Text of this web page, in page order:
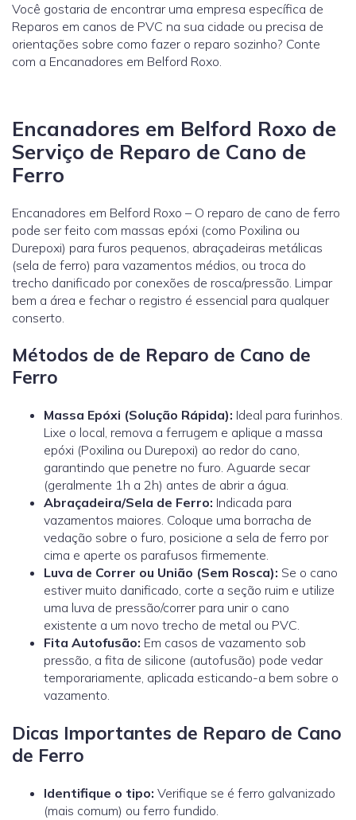
Você gostaria de encontrar uma empresa específica de
Reparos em canos de PVC na sua cidade ou precisa de
orientações sobre como fazer o reparo sozinho? Conte
com a Encanadores em Belford Roxo.
Encanadores em Belford Roxo de
Serviço de Reparo de Cano de
Ferro
Encanadores em Belford Roxo – O reparo de cano de ferro
pode ser feito com massas epóxi (como Poxilina ou
Durepoxi) para furos pequenos, abraçadeiras metálicas
(sela de ferro) para vazamentos médios, ou troca do
trecho danificado por conexões de rosca/pressão. Limpar
bem a área e fechar o registro é essencial para qualquer
conserto.
Métodos de de Reparo de Cano de
Ferro
Massa Epóxi (Solução Rápida): Ideal para furinhos.
Lixe o local, remova a ferrugem e aplique a massa
epóxi (Poxilina ou Durepoxi) ao redor do cano,
garantindo que penetre no furo. Aguarde secar
(geralmente 1h a 2h) antes de abrir a água.
Abraçadeira/Sela de Ferro: Indicada para
vazamentos maiores. Coloque uma borracha de
vedação sobre o furo, posicione a sela de ferro por
cima e aperte os parafusos firmemente.
Luva de Correr ou União (Sem Rosca): Se o cano
estiver muito danificado, corte a seção ruim e utilize
uma luva de pressão/correrpara unir o cano
existente a um novo trecho de metal ou PVC.
Fita Autofusão: Em casos de vazamento sob
pressão, a fita de silicone (autofusão) pode vedar
temporariamente, aplicada esticando-a bem sobre o
vazamento.
Dicas Importantes de Reparo de Cano
de Ferro
Identifique o tipo: Verifique se é ferro galvanizado
(mais comum) ou ferro fundido.